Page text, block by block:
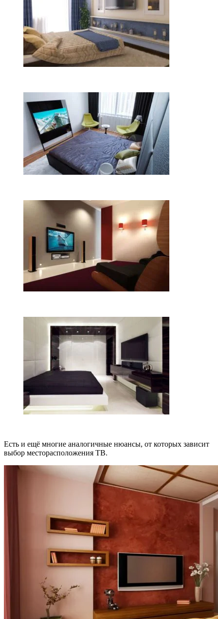
Есть и ещё многие аналогичные нюансы, от которых зависит
выбор месторасположения ТВ.